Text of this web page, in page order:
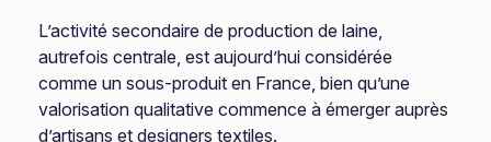
L’activité secondaire de production de laine,
autrefois centrale, est aujourd’hui considérée
comme un sous-produit en France, bien qu’une
valorisation qualitative commence à émerger auprès
d’artisans et designers textiles.